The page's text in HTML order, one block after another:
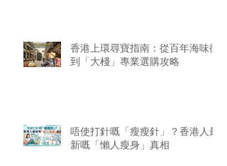
香港上環尋寶指南：從百年海味街
到「大棧」專業選購攻略
唔使打針嘅「瘦瘦針」？香港人最
新嘅「懶人瘦身」真相